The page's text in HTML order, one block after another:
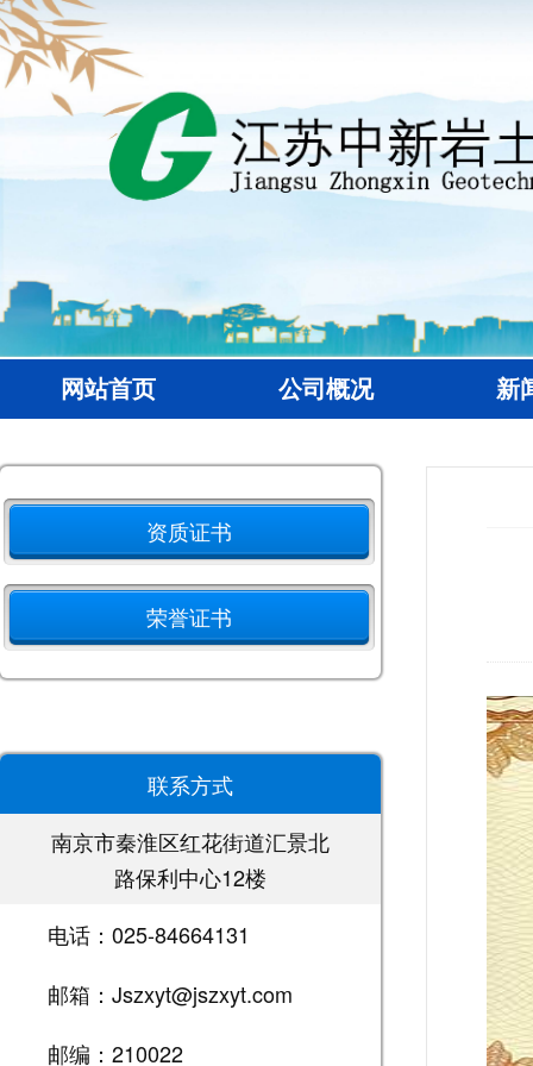
网站首页 公司概况 新
资质证书
荣誉证书
联系方式
南京市秦淮区红花街道汇景北
路保利中心12楼
电话：025-84664131
邮箱：Jszxyt@jszxyt.com
邮编：210022